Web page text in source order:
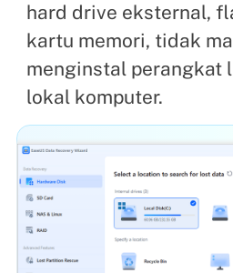
hard drive eksternal,
kartu memori, tidak
menginstal perangkat
lokal komputer.